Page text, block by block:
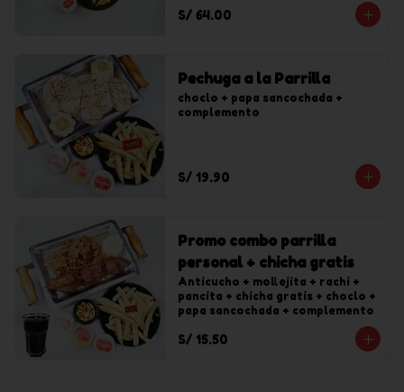
S/ 64.00
Pechuga a la Parrilla
choclo + papa sancochada +
complemento
S/ 19.90
Promo combo parrilla
personal + chicha gratis
Anticucho + mollejita + rachi +
pancita + chicha gratis + choclo +
papa sancochada + complemento
S/ 15.50